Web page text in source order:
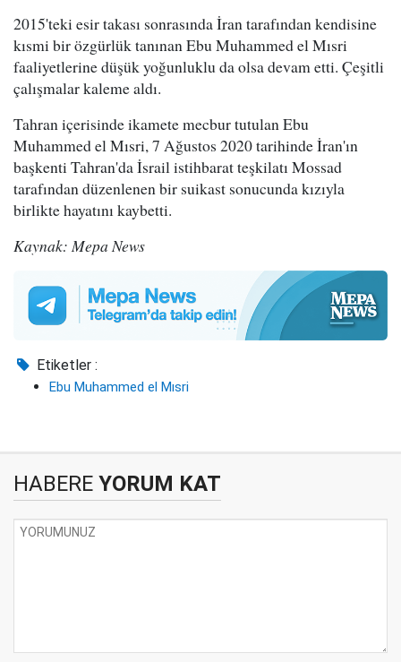
2015'teki esir takası sonrasında İran tarafından kendisine
kısmi bir özgürlük tanınan Ebu Muhammed el Mısri
faaliyetlerine düşük yoğunluklu da olsa devam etti. Çeşitli
çalışmalar kaleme aldı.
Tahran içerisinde ikamete mecbur tutulan Ebu
Muhammed el Mısri, 7 Ağustos 2020 tarihinde İran'ın
başkenti Tahran'da İsrail istihbarat teşkilatı Mossad
tarafından düzenlenen bir suikast sonucunda kızıyla
birlikte hayatını kaybetti.
Kaynak: Mepa News
Etiketler :
Ebu Muhammed el Mısri
HABERE YORUM KAT